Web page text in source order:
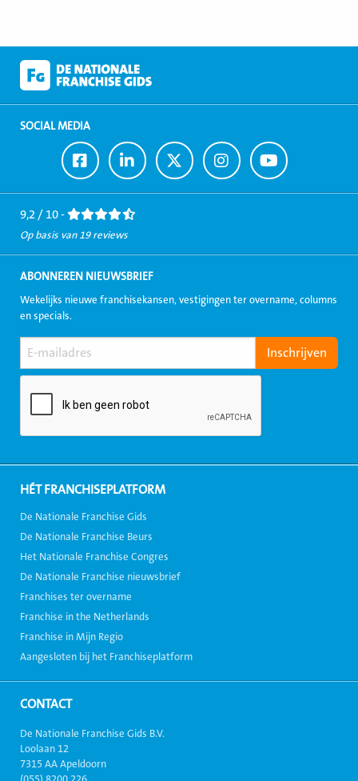
SOCIAL MEDIA
Ga
naar
Facebook
Ga
naar
LinkedIn
Ga
naar
Twitter
Ga
naar
Instagram
Ga
naar
Youtube
9,2 / 10 -
Op basis van 19 reviews
ABONNEREN NIEUWSBRIEF
Wekelijks nieuwe franchisekansen, vestigingen ter overname, columns
en specials.
HÉT FRANCHISEPLATFORM
De Nationale Franchise Gids
De Nationale Franchise Beurs
Het Nationale Franchise Congres
De Nationale Franchise nieuwsbrief
Franchises ter overname
Franchise in the Netherlands
Franchise in Mijn Regio
Aangesloten bij het Franchiseplatform
CONTACT
De Nationale Franchise Gids B.V.
Loolaan 12
7315 AA Apeldoorn